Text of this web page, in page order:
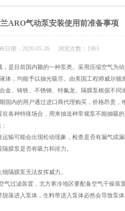
ARO气动泵安装使用前准备事项
日期：2020-05-26 浏览次数：1963
，是目前国内颖的一种泵类。采用压缩空气为
体，均能予以抽光吸尽。由美国工程师威尔顿
金、铸铁、不锈钢、特氟龙。隔膜泵根据不同
国内的用户通过进口商代理购买，价格昂贵，
各种特殊场合，用来抽送种常规泵不能抽吸的
可能会出现松动现象，检查是否有漏气或漏
膜泵是否有吸力和排力。
隔膜泵无法发挥威力。
过滤装置，北方寒冷地区要配备空气干燥装置
进入泵体，生料带进入泵体必然会导致泵体